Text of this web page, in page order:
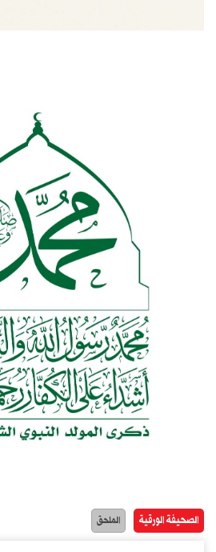
الصحيفة الورقية الملحق